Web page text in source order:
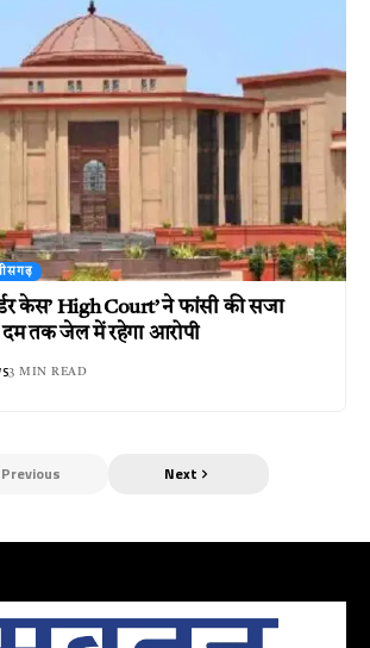
केस’ High Court’ ने फांसी की सजा
तक जेल में रहेगा आरोपी
3 MIN READ
Previous Next